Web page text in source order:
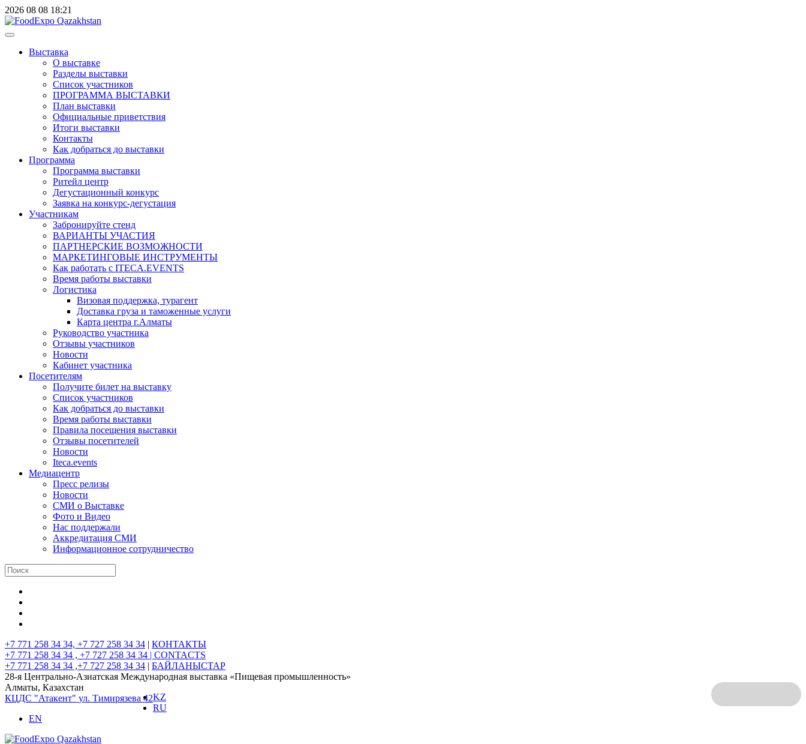
2026 08 08 18:21
Выставка
О выставке
Разделы выставки
Список участников
ПРОГРАММА ВЫСТАВКИ
План выставки
Официальные приветствия
Итоги выставки
Контакты
Как добраться до выставки
Программа
Программа выставки
Ритейл центр
Дегустационный конкурс
Заявка на конкурс-дегустация
Участникам
Забронируйте стенд
ВАРИАНТЫ УЧАСТИЯ
ПАРТНЕРСКИЕ ВОЗМОЖНОСТИ
МАРКЕТИНГОВЫЕ ИНСТРУМЕНТЫ
Как работать с ITECA.EVENTS
Время работы выставки
Логистика
Визовая поддержка, турагент
Доставка груза и таможенные услуги
Карта центра г.Алматы
Руководство участника
Отзывы участников
Новости
Кабинет участника
Посетителям
Получите билет на выставку
Список участников
Как добраться до выставки
Время работы выставки
Правила посещения выставки
Отзывы посетителей
Новости
Iteca.events
Медиацентр
Пресс релизы
Новости
СМИ о Выставке
Фото и Видео
Нас поддержали
Аккредитация СМИ
Информационное сотрудничество
+7 771 258 34 34, +7 727 258 34 34 | КОНТАКТЫ
+7 771 258 34 34 , +7 727 258 34 34 | CONTACTS
+7 771 258 34 34 ,+7 727 258 34 34 | БАЙЛАНЫСТАР
28-я Центрально-Азиатская Международная выставка «Пищевая промышленность»
Алматы, Казахстан
КЦДС "Атакент" ул. Тимирязева 42KZ
RU
EN